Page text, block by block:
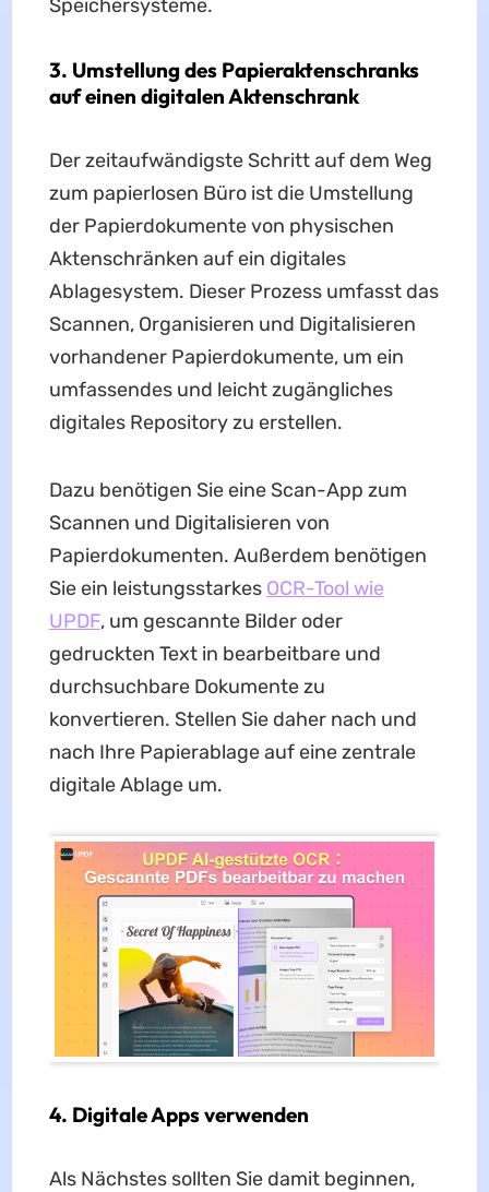
Speichersysteme.
3. Umstellung des Papieraktenschranks
auf einen digitalen Aktenschrank
Der zeitaufwändigste Schritt auf dem Weg
zum papierlosen Büro ist die Umstellung
der Papierdokumente von physischen
Aktenschränken auf ein digitales
Ablagesystem. Dieser Prozess umfasst das
Scannen, Organisieren und Digitalisieren
vorhandener Papierdokumente, um ein
umfassendes und leicht zugängliches
digitales Repository zu erstellen.
Dazu benötigen Sie eine Scan-App zum
Scannen und Digitalisieren von
Papierdokumenten. Außerdem benötigen
Sie ein leistungsstarkes OCR-Tool wie
UPDF, um gescannte Bilder oder
gedruckten Text in bearbeitbare und
durchsuchbare Dokumente zu
konvertieren. Stellen Sie daher nach und
nach Ihre Papierablage auf eine zentrale
digitale Ablage um.
4. Digitale Apps verwenden
Als Nächstes sollten Sie damit beginnen,